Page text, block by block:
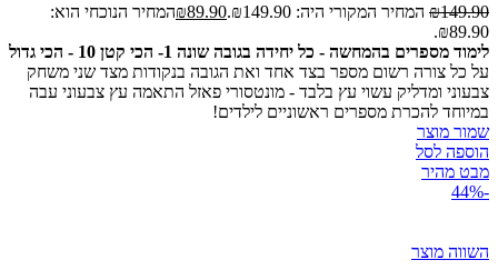
₪149.90 המחיר המקורי היה: ₪149.90. ₪89.90
המחיר הנוכחי הוא:
₪89.90.
לימוד מספרים בהמחשה - כל יחידה בגובה שונה 1- הכי קטן 10 - הכי גדול
על כל צורה רשום מספר בצד אחד ואת הגובה בנקודות מצד שני משחק
צבעוני ומדליק עשוי עץ בלבד - מונטסורי פאזל התאמה עץ צבעוני עבה
במיוחד להכרת מספרים ראשוניים לילדים!
שמור מוצר
הוספה לסל
מבט מהיר
-44%
השווה מוצר